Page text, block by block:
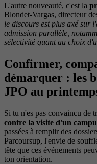
L'autre nouveauté, c'est la
Blondet-Vargas, directeur
le discours est plus axé sur
admission parallèle,
sélectivité quant au choix
Confirmer,
démarquer : les
JPO au
Si tu n'es pas convaincu de
contre la visite d'un
passées à remplir des
Parcoursup, l'envie de
tête que ces événements
ton orientation.